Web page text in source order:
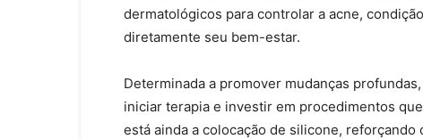
dermatológicos para controlar a acne,
diretamente seu bem-estar.
Determinada a promover mudanças
iniciar terapia e investir em procedimentos
está ainda a colocação de silicone,